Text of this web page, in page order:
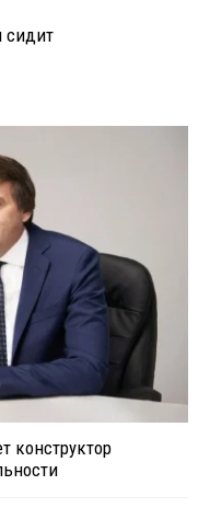
сидит
конструктор